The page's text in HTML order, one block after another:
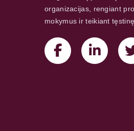
organizacijas, rengiant
mokymus ir teikiant